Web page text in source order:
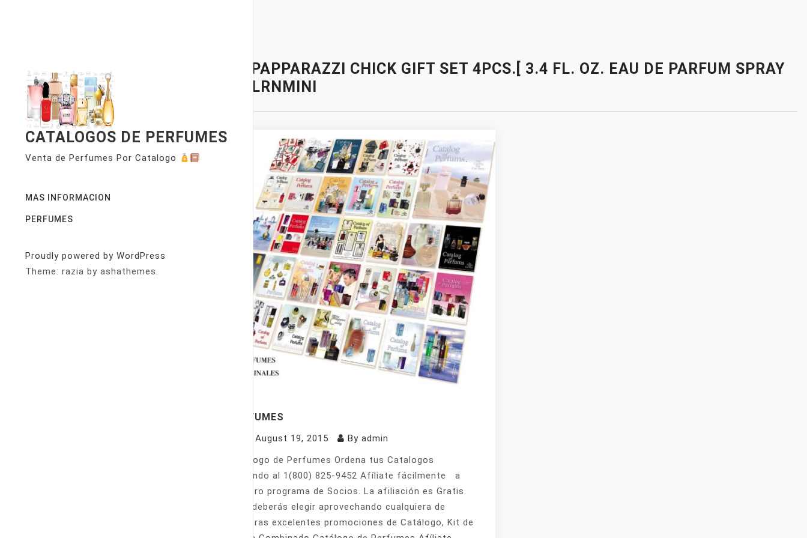
CATALOGOS DE PERFUMES
Venta de Perfumes Por Catalogo
MAS INFORMACION
PERFUMES
Proudly powered by WordPress
Theme: razia by ashathemes.
PAPPARAZZI CHICK GIFT SET 4PCS.[ 3.4 FL. OZ. EAU DE PARFUM SPRAY
+15MLRNMINI
PERFUMES
August 19, 2015 By admin
Catálogo de Perfumes Ordena tus Catalogos
llamando al 1(800) 825-9452 Afíliate fácilmente a
nuestro programa de Socios. La afiliación es Gratis.
Sólo deberás elegir aprovechando cualquiera de
nuestras excelentes promociones de Catálogo, Kit de